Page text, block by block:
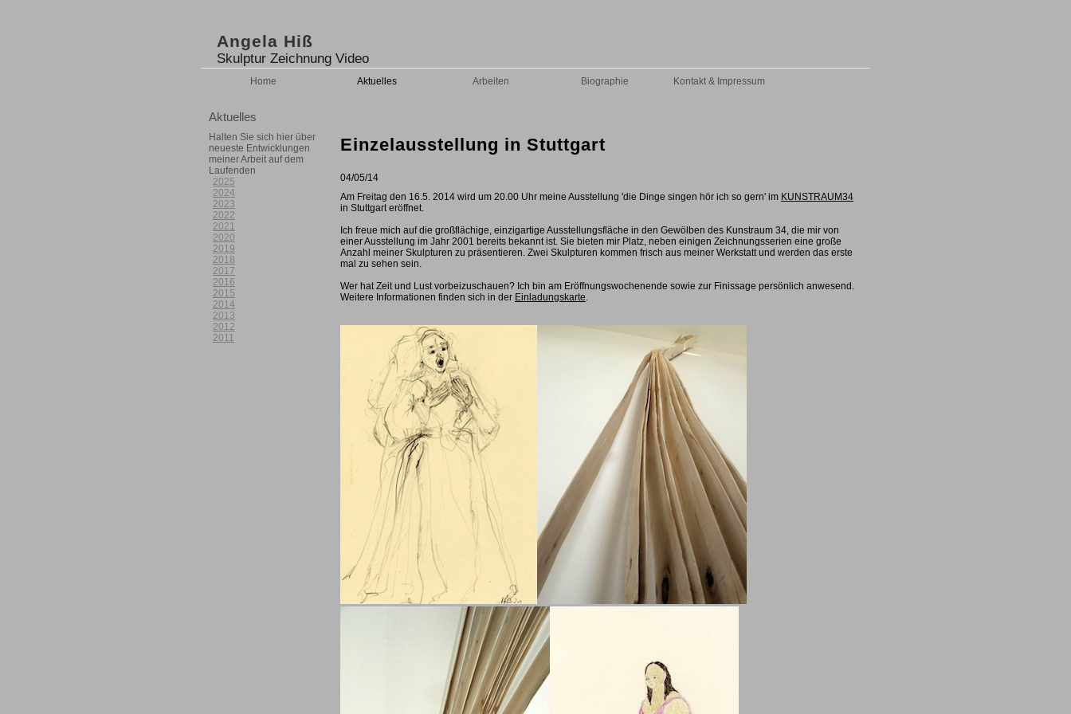
Angela Hiß
Skulptur Zeichnung Video
Home Aktuelles Arbeiten Biographie Kontakt & Impressum
Einzelausstellung in Stuttgart
04/05/14
Am Freitag den 16.5. 2014 wird um 20.00 Uhr meine Ausstellung 'die Dinge singen hör ich so gern' im KUNSTRAUM34
in Stuttgart eröffnet.
Ich freue mich auf die großflächige, einzigartige Ausstellungsfläche in den Gewölben des Kunstraum 34, die mir von
einer Ausstellung im Jahr 2001 bereits bekannt ist. Sie bieten mir Platz, neben einigen Zeichnungsserien eine große
Anzahl meiner Skulpturen zu präsentieren. Zwei Skulpturen kommen frisch aus meiner Werkstatt und werden das erste
mal zu sehen sein.
Wer hat Zeit und Lust vorbeizuschauen? Ich bin am Eröffnungswochenende sowie zur Finissage persönlich anwesend.
Weitere Informationen finden sich in der Einladungskarte
Aktuelles
Halten Sie sich hier über
neueste Entwicklungen
meiner Arbeit auf dem
Laufenden
2025
2024
2023
2022
2021
2020
2019
2018
2017
2016
2015
2014
2013
2012
2011